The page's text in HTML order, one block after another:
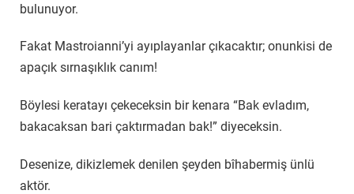
bulunuyor.
Fakat Mastroianni’yi ayıplayanlar çıkacaktır; onunkisi de
apaçık sırnaşıklık canım!
Böylesi keratayı çekeceksin bir kenara “Bak evladım,
bakacaksan bari çaktırmadan bak!” diyeceksin.
Desenize, dikizlemek denilen şeyden bîhabermiş ünlü
aktör.